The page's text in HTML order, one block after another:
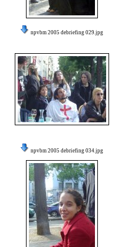
npvbm 2005 debriefing 029.jpg
npvbm 2005 debriefing 034.jpg